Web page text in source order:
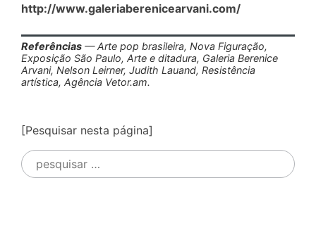
http://www.galeriaberenicearvani.com/
Referências — Arte pop brasileira, Nova Figuração,
Exposição São Paulo, Arte e ditadura, Galeria Berenice
Arvani, Nelson Leirner, Judith Lauand, Resistência
artística, Agência Vetor.am.
[Pesquisar nesta página]
Pesquisar
por: